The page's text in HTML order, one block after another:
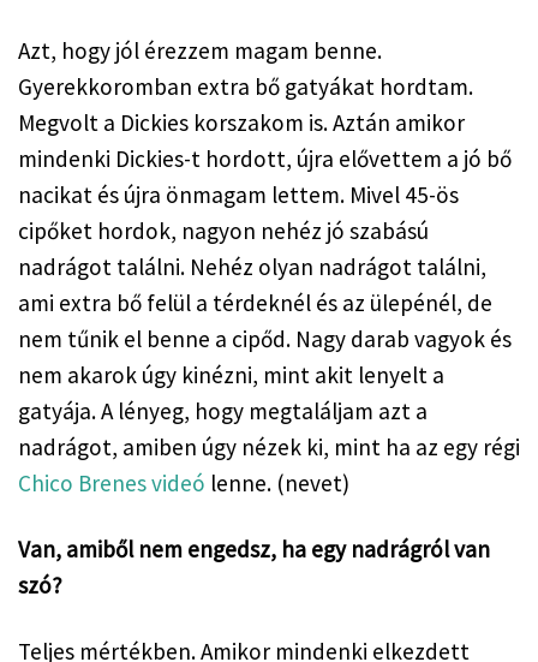
Azt, hogy jól érezzem magam benne.
Gyerekkoromban extra bő gatyákat hordtam.
Megvolt a Dickies korszakom is. Aztán amikor
mindenki Dickies-t hordott, újra elővettem a jó bő
nacikat és újra önmagam lettem. Mivel 45-ös
cipőket hordok, nagyon nehéz jó szabású
nadrágot találni. Nehéz olyan nadrágot találni,
ami extra bő felül a térdeknél és az ülepénél, de
nem tűnik el benne a cipőd. Nagy darab vagyok és
nem akarok úgy kinézni, mint akit lenyelt a
gatyája. A lényeg, hogy megtaláljam azt a
Chico Brenes videó lenne. (nevet)
Van, amiből nem engedsz, ha egy nadrágról van
szó?
Teljes mértékben. Amikor mindenki elkezdett